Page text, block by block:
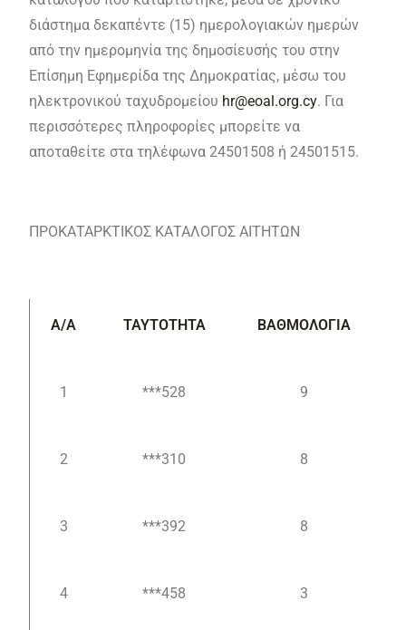
διάστημα δεκαπέντε (15) ημερολογιακών ημερών
από την ημερομηνία της δημοσίευσής του στην
Επίσημη Εφημερίδα της Δημοκρατίας, μέσω του
ηλεκτρονικού ταχυδρομείου hr@eoal.org.cy. Για
περισσότερες πληροφορίες μπορείτε να
αποταθείτε στα τηλέφωνα 24501508 ή 24501515.
ΠΡΟΚΑΤΑΡΚΤΙΚΟΣ ΚΑΤΑΛΟΓΟΣ ΑΙΤΗΤΩΝ
Α/Α ΤΑΥΤΟΤΗΤΑ ΒΑΘΜΟΛΟΓΙΑ
1 ***528 9
2 ***310 8
3 ***392 8
4 ***458 3